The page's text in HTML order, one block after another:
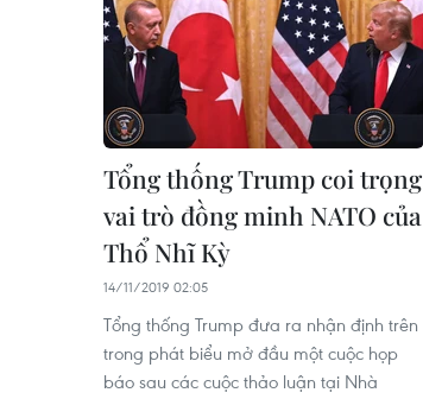
Tổng thống Trump coi trọng
vai trò đồng minh NATO của
Thổ Nhĩ Kỳ
14/11/2019 02:05
Tổng thống Trump đưa ra nhận định trên
trong phát biểu mở đầu một cuộc họp
báo sau các cuộc thảo luận tại Nhà